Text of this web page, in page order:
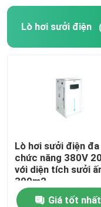
Lò hơi sưởi điện
Lò hơi sưởi điện đa
chức năng 380V
với diện tích sưởi
300m2
Giá tốt nhất